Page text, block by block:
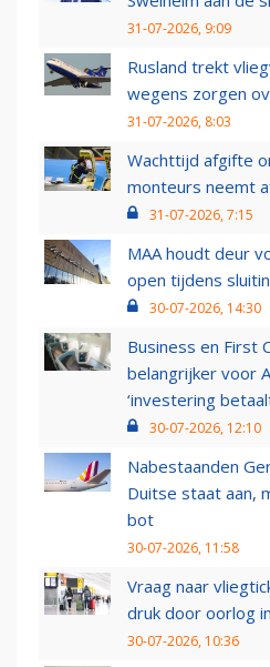
31-07-2026, 9:09
Rusland trekt
wegens zorgen
31-07-2026, 8:03
Wachttijd afgifte
monteurs neemt
31-07-2026, 7:15
MAA houdt deur
open tijdens
30-07-2026, 14:30
Business en First
belangrijker voor
‘investering
30-07-2026, 12:10
Nabestaanden
Duitse staat aan,
bot
30-07-2026, 11:58
Vraag naar
druk door oorlog
30-07-2026, 10:36